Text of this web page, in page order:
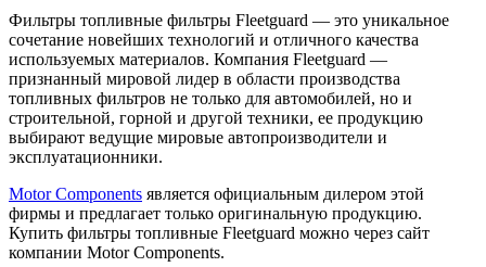
Фильтры топливные фильтры Fleetguard — это уникальное
сочетание новейших технологий и отличного качества
используемых материалов. Компания Fleetguard —
признанный мировой лидер в области производства
топливных фильтров не только для автомобилей, но и
строительной, горной и другой техники, ее продукцию
выбирают ведущие мировые автопроизводители и
эксплуатационники.
Motor Components является официальным дилером этой
фирмы и предлагает только оригинальную продукцию.
Купить фильтры топливные Fleetguard можно через сайт
компании Motor Components.